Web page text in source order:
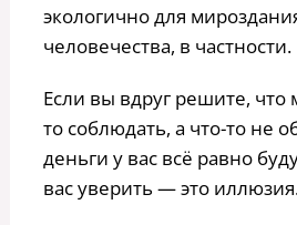
экологично для
человечества, в частности.
Если вы вдруг решите, что
то соблюдать, а что-то не
деньги у вас всё равно
вас уверить — это